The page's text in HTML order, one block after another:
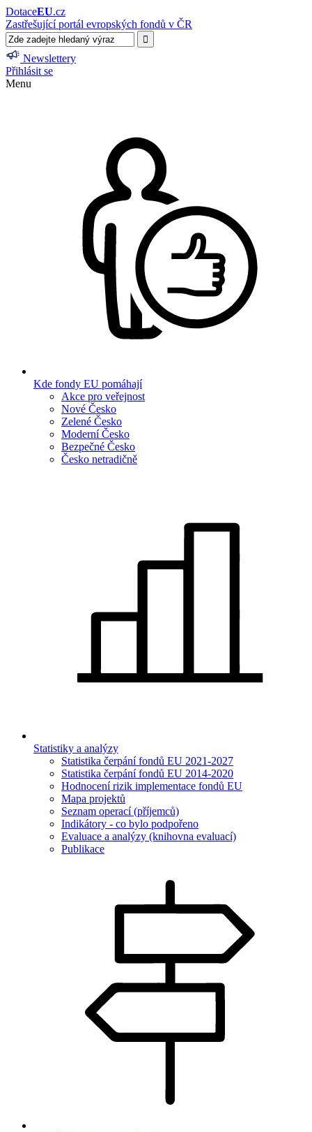
DotaceEU.cz
Zastřešující portál evropských fondů v ČR
Newslettery
Přihlásit se
Menu
Kde fondy EU pomáhají
Akce pro veřejnost
Nové Česko
Zelené Česko
Moderní Česko
Bezpečné Česko
Česko netradičně
Statistiky a analýzy
Statistika čerpání fondů EU 2021-2027
Statistika čerpání fondů EU 2014-2020
Hodnocení rizik implementace fondů EU
Mapa projektů
Seznam operací (příjemců)
Indikátory - co bylo podpořeno
Evaluace a analýzy (knihovna evaluací)
Publikace